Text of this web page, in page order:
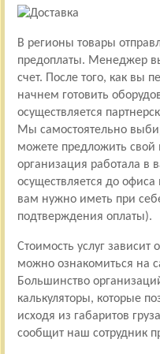
В регионы товары
предоплаты. Менеджер
счет. После того, как вы
начнем готовить
осуществляется
Мы самостоятельно
можете предложить свой
организация работала в
осуществляется до
вам нужно иметь при
подтверждения оплаты).
Стоимость услуг
можно ознакомиться на
Большинство
калькуляторы, которые
исходя из габаритов
сообщит наш сотрудник